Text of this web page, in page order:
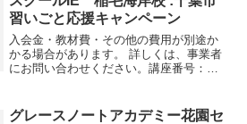
習いごと応援キャンペーン
入会金・教材費・その他の費用が別途か
かる場合があります。 詳しくは、事業者
にお問い合わせください。講座番号：
2022/03/31入会金＋【小5】...
グレースノートアカデミー花園セ